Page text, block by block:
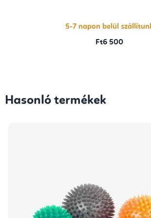
5-7 napon belül
Ft6 500
Hasonló termékek